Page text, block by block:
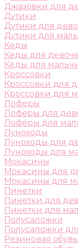
Джазовки для
Дутики
Дутики для
Дутики для
Кеды
Кеды для
Кеды для
Кроссовки
Кроссовки для
Кроссовки для
Лоферы
Лоферы для
Лоферы для
Луноходы
Луноходы для
Луноходы для
Мокасины
Мокасины для
Мокасины для
Пинетки
Пинетки для
Пинетки для
Полусапожки
Полусапожки
Резиновая